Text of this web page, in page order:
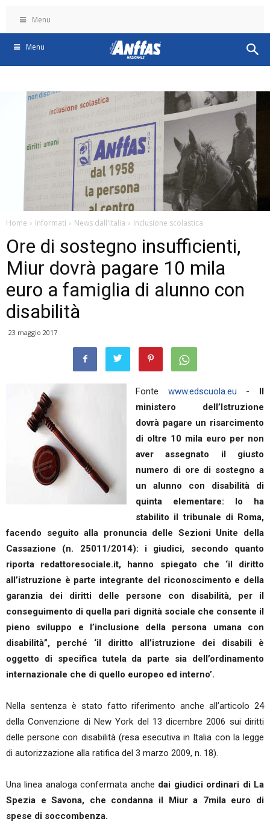
Menu
Menu
Home Informati News dall'Italia Inclusione scolastica
Ore di sostegno insufficienti,
Miur dovrà pagare 10 mila
euro a famiglia di alunno con
disabilità
23 maggio 2017
Fonte www.edscuola.eu - Il
ministero dell’Istruzione
dovrà pagare un risarcimento
di oltre 10 mila euro per non
aver assegnato il giusto
numero di ore di sostegno a
un alunno con disabilità di
quinta elementare: lo ha
stabilito il tribunale di Roma,
facendo seguito alla pronuncia delle Sezioni Unite della
Cassazione (n. 25011/2014): i giudici, secondo quanto
riporta redattoresociale.it, hanno spiegato che ‘il diritto
all’istruzione è parte integrante del riconoscimento e della
garanzia dei diritti delle persone con disabilità, per il
conseguimento di quella pari dignità sociale che consente il
pieno sviluppo e l’inclusione della persona umana con
disabilità”, perché ‘il diritto all’istruzione dei disabili è
oggetto di specifica tutela da parte sia dell’ordinamento
internazionale che di quello europeo ed interno’.
Nella sentenza è stato fatto riferimento anche all’articolo 24
della Convenzione di New York del 13 dicembre 2006 sui diritti
delle persone con disabilità (resa esecutiva in Italia con la legge
di autorizzazione alla ratifica del 3 marzo 2009, n. 18).
Una linea analoga confermata anche dai giudici ordinari di La
Spezia e Savona, che condanna il Miur a 7mila euro di
spese di soccombenza.